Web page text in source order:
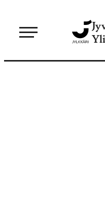
sisältöön